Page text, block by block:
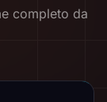
completo da